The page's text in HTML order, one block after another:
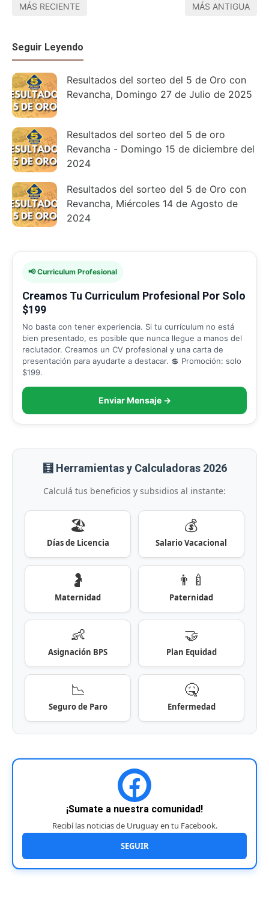
MÁS RECIENTE MÁS ANTIGUA
Seguir Leyendo
Resultados del sorteo del 5 de Oro con
Revancha, Domingo 27 de Julio de 2025
Resultados del sorteo del 5 de oro
Revancha - Domingo 15 de diciembre del
2024
Resultados del sorteo del 5 de Oro con
Revancha, Miércoles 14 de Agosto de
2024
📢 Curriculum Profesional
Creamos Tu Curriculum Profesional Por Solo
$199
No basta con tener experiencia. Si tu currículum no está
bien presentado, es posible que nunca llegue a manos del
reclutador. Creamos un CV profesional y una carta de
presentación para ayudarte a destacar. 💲 Promoción: solo
$199.
Enviar Mensaje →
🧮 Herramientas y Calculadoras 2026
Calculá tus beneficios y subsidios al instante:
🏖️
Días de Licencia
💰
Salario Vacacional
🤰
Maternidad
👨‍🍼
Paternidad
👶
Asignación BPS
🤝
Plan Equidad
📉
Seguro de Paro
🤒
Enfermedad
¡Sumate a nuestra comunidad!
Recibí las noticias de Uruguay en tu Facebook.
SEGUIR